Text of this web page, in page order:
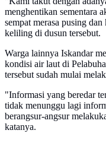
menghentikan sementara
sempat merasa pusing
keliling di dusun tersebut.
Warga lainnya Iskandar
kondisi air laut di
tersebut sudah mulai
"Informasi yang beredar
tidak menunggu lagi
berangsur-angsur
katanya.